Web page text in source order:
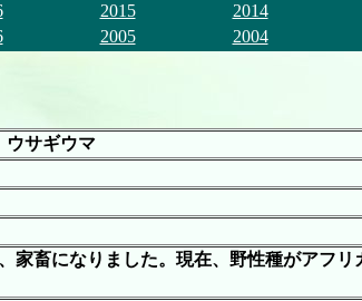
2015
2014
2005 2004
ウサギウマ
家畜になりました。現在、野性種がアフ